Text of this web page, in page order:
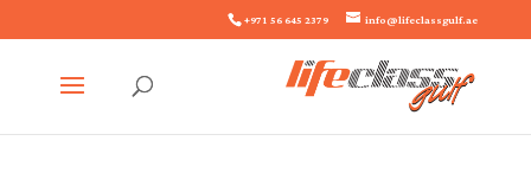
+971 56 645 2379 info@lifeclassgulf.ae